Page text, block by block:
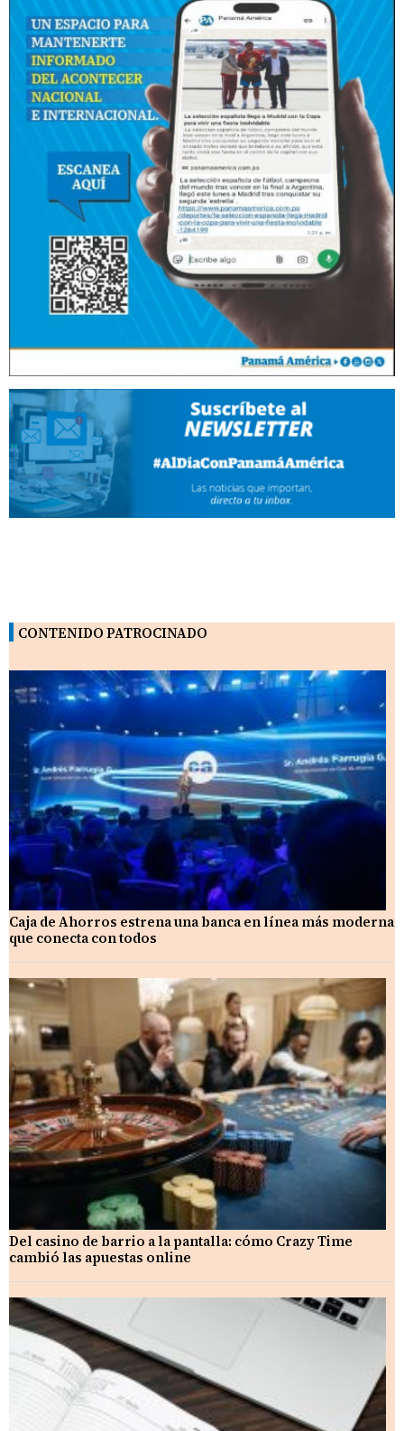
CONTENIDO PATROCINADO
Caja de Ahorros estrena una banca en línea más moderna
que conecta con todos
Del casino de barrio a la pantalla: cómo Crazy Time
cambió las apuestas online